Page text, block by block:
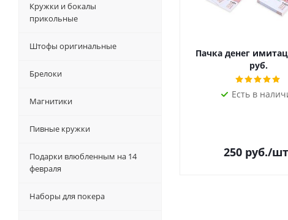
Пачка денег
руб.
Есть в
250 руб./шт
Кружки и бокалы
прикольные
Штофы оригинальные
Брелоки
Магнитики
Пивные кружки
Подарки влюбленным на 14
февраля
Наборы для покера